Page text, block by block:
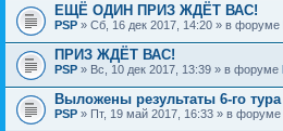
ЕЩЁ ОДИН ПРИЗ ЖДЁТ ВАС!
PSP » Сб, 16 дек 2017, 14:20 » в форуме
ПРИЗ ЖДЁТ ВАС!
PSP » Вс, 10 дек 2017, 13:39 » в форуме
Выложены результаты 6-го тура
PSP » Пт, 19 май 2017, 16:33 » в форуме